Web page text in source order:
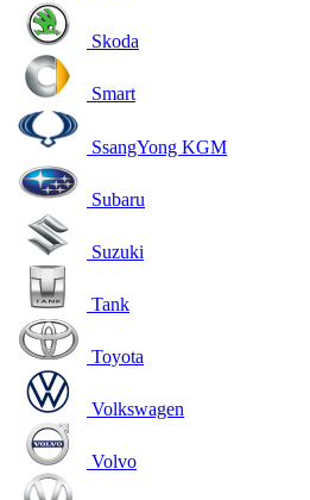
Skoda
Smart
SsangYong KGM
Subaru
Suzuki
Tank
Toyota
Volkswagen
Volvo